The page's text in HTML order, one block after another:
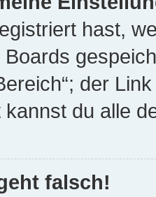
hast,
der
du alle
falsch!